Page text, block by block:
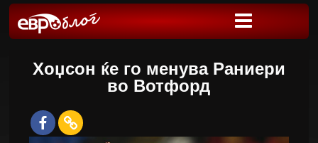
Хоџсон ќе го менува Раниери
во Вотфорд